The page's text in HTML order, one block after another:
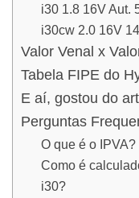
i30 1.8 16V Aut.
i30cw 2.0 16V
Valor Venal x
Tabela FIPE do
E aí, gostou do
Perguntas
O que é o IPVA?
Como é
i30?